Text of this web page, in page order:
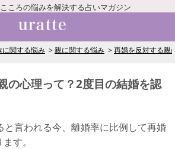
ころの悩みを解決する占いマガジン
に関する悩み 親に関する悩み 再婚を反対する親
の心理って？2度目の結婚を認
と言われる今、離婚率に比例して再婚
す。